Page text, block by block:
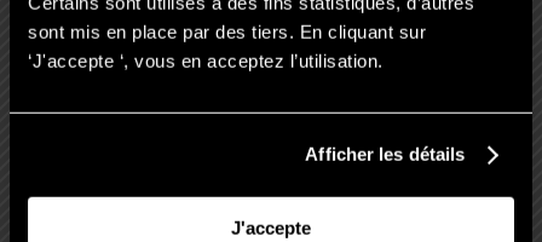
sont mis en place par des tiers. En cliquant sur
‘J'accepte ‘, vous en acceptez l’utilisation.
Afficher les détails
J'accepte
Le microneedling est une solution efficace
pour atténuer les cicatrices d’acné et